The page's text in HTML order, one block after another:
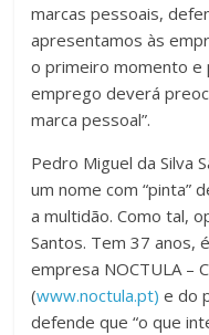
marcas pessoais,
apresentamos às
o primeiro momento e
emprego deverá
marca pessoal”.
Pedro Miguel da Silva
um nome com “pinta”
a multidão. Como tal,
Santos. Tem 37 anos,
empresa NOCTULA –
(www.noctula.pt) e do
defende que “o que